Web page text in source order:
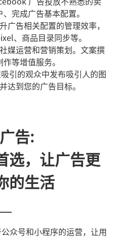
完成广告基本配置。
广告相关配置的管理效率，
、商品目录同步等。
媒运营和营销策划。文案撰
作等增值服务。
引的观众中发布吸引人的图
达到您的广告目标。
告:
选，让广告更
的生活
众号和小程序的运营，让用